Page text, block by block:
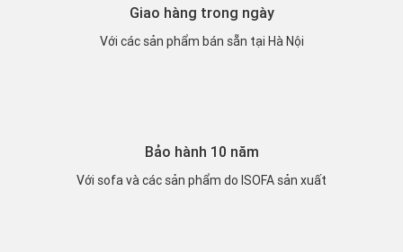
Giao hàng trong ngày
Với các sản phẩm bán sẵn tại Hà Nội
Bảo hành 10 năm
Với sofa và các sản phẩm do ISOFA sản xuất